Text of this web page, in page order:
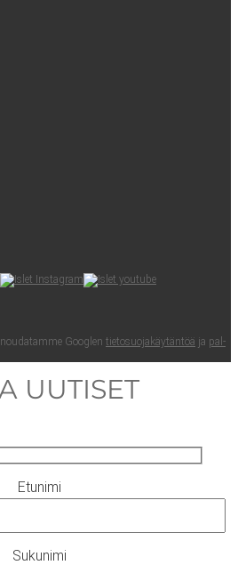
Googlen tie­to­suo­ja­käy­tän­töä ja pal­
UUTISET
Etunimi
Sukunimi